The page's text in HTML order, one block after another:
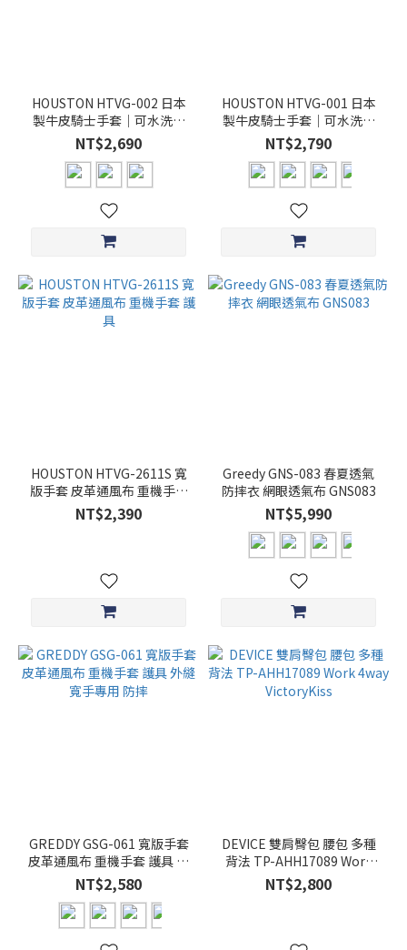
(60)
(38)
多
HOUSTON HTVG-002 日本
製牛皮騎士手套｜可水洗牛
皮｜復古經典
NT$2,690
HOUSTON HTVG-001 日本
製牛皮騎士手套｜可水洗牛
皮｜復古經典
NT$2,790
HOUSTON HTVG-2611S 寬
版手套 皮革通風布 重機手套
護具
NT$2,390
Greedy GNS-083 春夏透氣
防摔衣 網眼透氣布 GNS083
NT$5,990
GREDDY GSG-061 寬版手套
皮革通風布 重機手套 護具 外
縫 寬手專用 防摔
NT$2,580
DEVICE 雙肩臀包 腰包 多種
背法 TP-AHH17089 Work
4way VictoryKiss
NT$2,800